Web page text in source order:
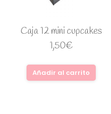
Caja 12 mini cupcakes
1,50€
Añadir al carrito